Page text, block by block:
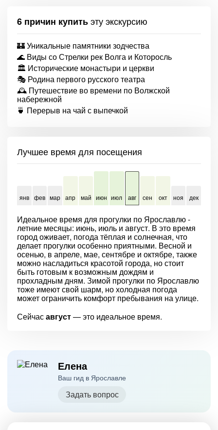
6 причин купитьэту экскурсию
🏰 Уникальные памятники зодчества
🌊 Виды со Стрелки рек Волга и Которосль
🏛 Исторические монастыри и церкви
🎭 Родина первого русского театра
🕰 Путешествие во времени по Волжской
набережной
🍵 Перерыв на чай с выпечкой
Лучшее время для посещения
янв фев мар апр май июн июл авг сен окт ноя дек
Идеальное время для прогулки по Ярославлю -
летние месяцы: июнь, июль и август. В это время
город оживает, погода тёплая и солнечная, что
делает прогулки особенно приятными. Весной и
осенью, в апреле, мае, сентябре и октябре, также
можно насладиться красотой города, но стоит
быть готовым к возможным дождям и
прохладным дням. Зимой прогулки по Ярославлю
тоже имеют свой шарм, но холодная погода
может ограничить комфорт пребывания на улице.
Сейчасавгуст— это идеальное время.
Елена
Ваш гид в Ярославле
Задать вопрос